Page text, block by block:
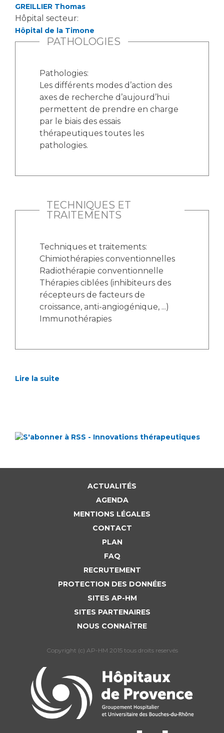
GREILLIER Thomas
Hôpital secteur:
Hôpital de la Timone
PATHOLOGIES
Pathologies:
Les différents modes d’action des
axes de recherche d’aujourd’hui
permettent de prendre en charge
par le biais des essais
thérapeutiques toutes les
pathologies.
TECHNIQUES ET
TRAITEMENTS
Techniques et traitements:
Chimiothérapies conventionnelles
Radiothérapie conventionnelle
Thérapies ciblées (inhibiteurs des
récepteurs de facteurs de
croissance, anti-angiogénique, ...)
Immunothérapies
Lire la suite
ACTUALITÉS
AGENDA
MENTIONS LÉGALES
CONTACT
PLAN
FAQ
RECRUTEMENT
PROTECTION DES DONNÉES
SITES AP-HM
SITES PARTENAIRES
NOUS CONNAÎTRE
Copyright (c) AP-HM 2015 tous droits reservés